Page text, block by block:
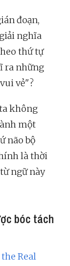
đoạn,
nghĩa
thứ tự
ra những
vẻ"?
không
một
não bộ
là thời
ngữ này
bóc tách
Real